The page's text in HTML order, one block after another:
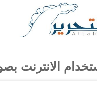
الانترنت